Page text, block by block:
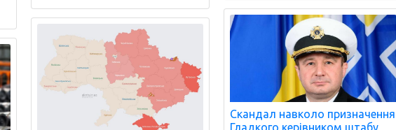
Скандал навколо призначення
Гладкого керівником штабу